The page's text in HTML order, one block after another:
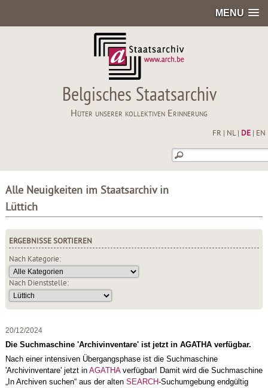
MENU
Belgisches Staatsarchiv
Hüter unserer kollektiven Erinnerung
FR NL| DE| EN
Alle Neuigkeiten im Staatsarchiv in
Lüttich
ERGEBNISSE SORTIEREN
Nach Kategorie:
Nach Dienststelle:
20/12/2024
Die Suchmaschine 'Archivinventare' ist jetzt in AGATHA verfügbar.
Nach einer intensiven Übergangsphase ist die Suchmaschine
'Archivinventare' jetzt in AGATHA verfügbar! Damit wird die Suchmaschine
„In Archiven suchen“ aus der alten SEARCH-Suchumgebung endgültig